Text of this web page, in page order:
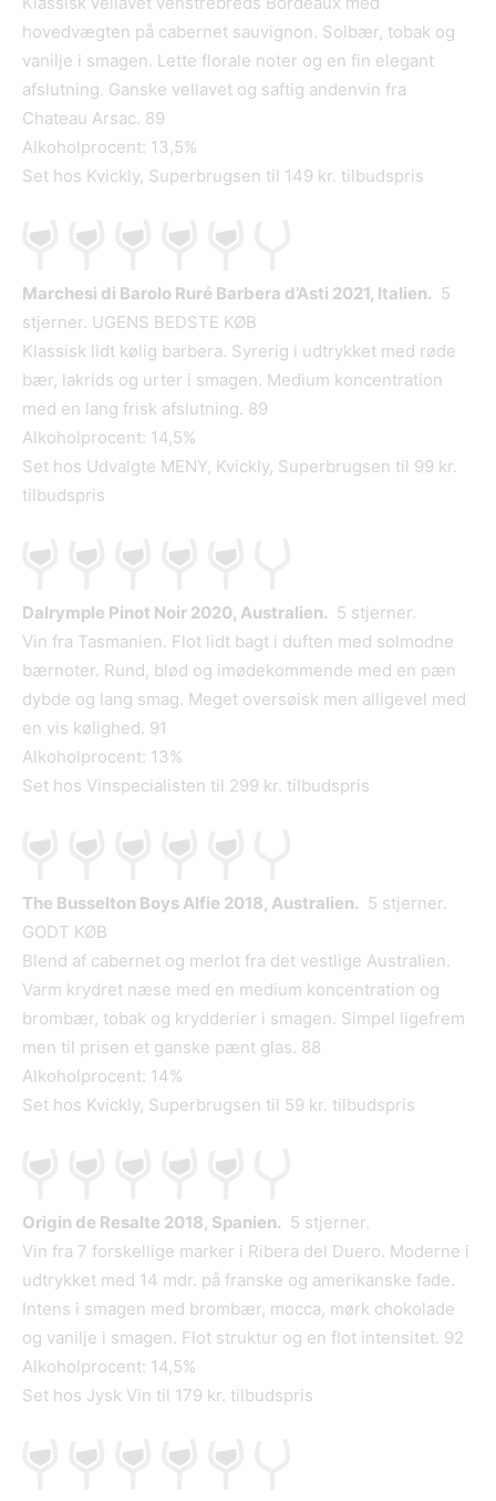
hovedvægten på cabernet sauvignon. Solbær, tobak og
vanilje i smagen. Lette florale noter og en fin elegant
afslutning. Ganske vellavet og saftig andenvin fra
Chateau Arsac. 89
Alkoholprocent: 13,5%
Set hos Kvickly, Superbrugsen til 149 kr. tilbudspris
Marchesi di Barolo Ruré Barbera d’Asti 2021, Italien. 5
stjerner. UGENS BEDSTE KØB
Klassisk lidt kølig barbera. Syrerig i udtrykket med røde
bær, lakrids og urter i smagen. Medium koncentration
med en lang frisk afslutning. 89
Alkoholprocent: 14,5%
Set hos Udvalgte MENY, Kvickly, Superbrugsen til 99 kr.
tilbudspris
Dalrymple Pinot Noir 2020, Australien. 5 stjerner.
Vin fra Tasmanien. Flot lidt bagt i duften med solmodne
bærnoter. Rund, blød og imødekommende med en pæn
dybde og lang smag. Meget oversøisk men alligevel med
en vis kølighed. 91
Alkoholprocent: 13%
Set hos Vinspecialisten til 299 kr. tilbudspris
The Busselton Boys Alfie 2018, Australien. 5 stjerner.
GODT KØB
Blend af cabernet og merlot fra det vestlige Australien.
Varm krydret næse med en medium koncentration og
brombær, tobak og krydderier i smagen. Simpel ligefrem
men til prisen et ganske pænt glas. 88
Alkoholprocent: 14%
Set hos Kvickly, Superbrugsen til 59 kr. tilbudspris
Origin de Resalte 2018, Spanien. 5 stjerner.
Vin fra 7 forskellige marker i Ribera del Duero. Moderne i
udtrykket med 14 mdr. på franske og amerikanske fade.
Intens i smagen med brombær, mocca, mørk chokolade
og vanilje i smagen. Flot struktur og en flot intensitet. 92
Alkoholprocent: 14,5%
Set hos Jysk Vin til 179 kr. tilbudspris